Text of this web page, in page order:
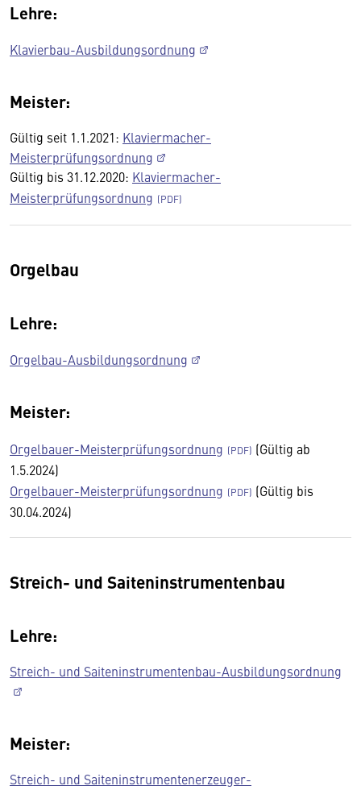
Lehre:
Klavierbau-Ausbildungsordnung
Meister:
Gültig seit 1.1.2021: Klaviermacher-
Meisterprüfungsordnung
Gültig bis 31.12.2020: Klaviermacher-
Meisterprüfungsordnung
Orgelbau
Lehre:
Orgelbau-Ausbildungsordnung
Meister:
Orgelbauer-Meisterprüfungsordnung
(Gültig ab
1.5.2024)
Orgelbauer-Meisterprüfungsordnung
(Gültig bis
30.04.2024)
Streich- und Saiteninstrumentenbau
Lehre:
Streich- und Saiteninstrumentenbau-Ausbildungsordnung
Meister:
Streich- und Saiteninstrumentenerzeuger-